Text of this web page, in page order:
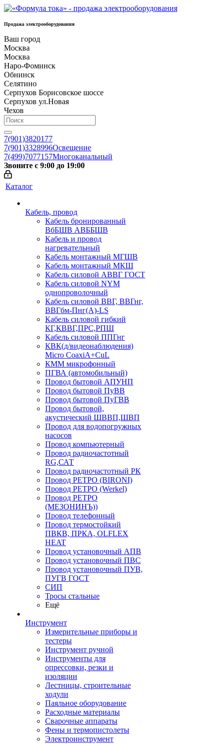
Продажа электрооборудования
Ваш город
Москва
Москва
Наро-Фоминск
Обнинск
Селятино
Серпухов Борисовское шоссе
Серпухов ул.Новая
Чехов
7(901)3820177
7(901)3328996Освещение
7(499)7077157Многоканальный
Звоните с 9:00 до 19:00
Каталог
Кабель, провод
Кабель бронированный
ВбБШВ АВББШВ
Кабель и провод
нагревательный
Кабель монтажный МГШВ
Кабель монтажный МКШ
Кабель силовой АВВГ ГОСТ
Кабель силовой NYM
однопроволочный
Кабель силовой ВВГ, ВВГнг,
ВВГбм-Пнг(А)-LS
Кабель силовой гибкий
КГ,КВВГ,ПРС,РПШ
Кабель силовой ППГнг
КВК(д/видеонаблюдения)
Micro CoaxiA+CuL
КММ микрофонный
ПГВА (автомобильный)
Провод бытовой АПУНП
Провод бытовой ПуВВ
Провод бытовой ПуГВВ
Провод бытовой,
акустический ШВВП,ШВП
Провод для водопогружных
насосов
Провод компьютерный
Провод радиочастотный
RG,САТ
Провод радиочастотный РК
Провод РЕТРО (BIRONI)
Провод РЕТРО (Werkel)
Провод РЕТРО
(МЕЗОНИНЪ))
Провод телефонный
Провод термостойкий
ПВКВ, ПРКА, OLFLEX
HEAT
Провод установочный АПВ
Провод установочный ПВС
Провод установочный ПУВ,
ПУГВ ГОСТ
СИП
Тросы стальные
Ещё
Инструмент
Измерительные приборы и
тестеры
Инструмент ручной
Инструменты для
опрессовки, резки и
изоляции
Лестницы, строительные
ходули
Паяльное оборудование
Расходные материалы
Сварочные аппараты
Фены и термопистолеты
Электроинструмент